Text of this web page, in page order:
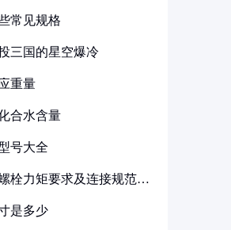
常见规格
三国的星空爆冷
重量
合水含量
号大全
栓力矩要求及连接规范详
是多少